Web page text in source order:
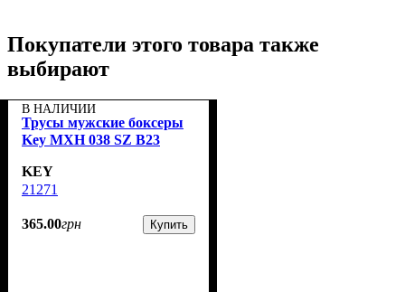
Покупатели этого товара также
выбирают
В НАЛИЧИИ
Трусы мужские боксеры
Key MXH 038 SZ B23
KEY
21271
365.00грн Купить